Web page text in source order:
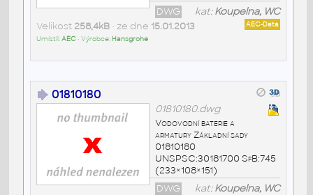
kat:Koupelna, WC
DWG
AEC-Data
Velikost 258,4kB• ze dne 15.01.2013
Umístil:AEC• Výrobce: Hansgrohe
01810180
01810180.dwg
Vodovodní baterie a
armatury Základní sady
01810180
UNSPSC:30181700 SfB:745
(233×108×151)
kat:Koupelna, WC
DWG